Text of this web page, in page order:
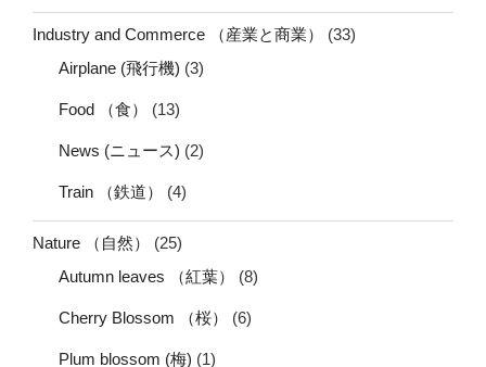
Industry and Commerce （産業と商業）
(33)
Airplane (飛行機) (3)
Food （食） (13)
News (ニュース) (2)
Train （鉄道） (4)
Nature （自然）
(25)
Autumn leaves （紅葉）
(8)
Cherry Blossom （桜） (6)
Plum blossom (梅) (1)